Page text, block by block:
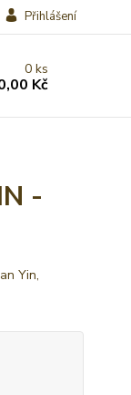
Přihlášení
0ks
Kč
-
Yin,